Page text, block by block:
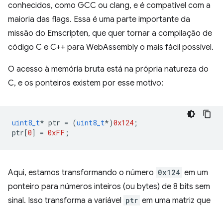
conhecidos, como GCC ou clang, e é compatível com a
maioria das flags. Essa é uma parte importante da
missão do Emscripten, que quer tornar a compilação de
código C e C++ para WebAssembly o mais fácil possível.
O acesso à memória bruta está na própria natureza do
C, e os ponteiros existem por esse motivo:
uint8_t* ptr = (uint8_t*)0x124 ;
ptr[0] = 0xFF ;
Aqui, estamos transformando o número 0x124 em um
ponteiro para números inteiros (ou bytes) de 8 bits sem
sinal. Isso transforma a variável ptr em uma matriz que